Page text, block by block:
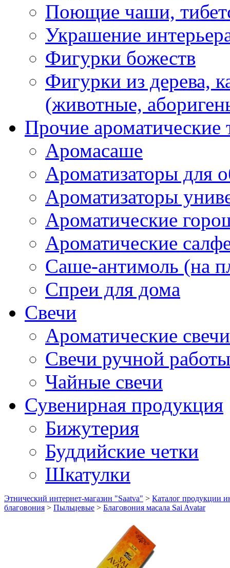
Поющие чаши,
Украшение
Фигурки божеств
Фигурки из дерева,
(животные,
Прочие ароматические
Аромасаше
Ароматизаторы для
Ароматизаторы
Ароматические
Ароматические
Саше-антимоль (на
Спреи для дома
Свечи
Ароматические свечи
Свечи ручной работы
Чайные свечи
Сувенирная продукция
Бижутерия
Буддийские четки
Шкатулки
Этнический интернет-магазин "Saatva" > Каталог продукции
благовония > Пыльцевые > Благовония масала Sai Avatar